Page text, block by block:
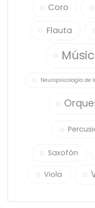
Coro
Flauta
Neuropsicología de
Saxofón
Viola